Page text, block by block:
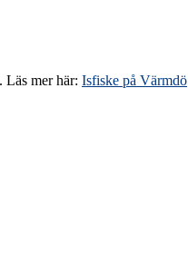
Läs mer här: Isfiske på Värmdö